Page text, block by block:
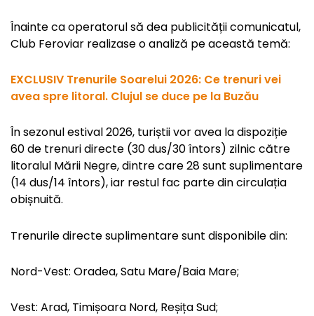
Înainte ca operatorul să dea publicității comunicatul,
Club Feroviar realizase o analiză pe această temă:
EXCLUSIV Trenurile Soarelui 2026: Ce trenuri vei
avea spre litoral. Clujul se duce pe la Buzău
În sezonul estival 2026, turiștii vor avea la dispoziție
60 de trenuri directe (30 dus/30 întors) zilnic către
litoralul Mării Negre, dintre care 28 sunt suplimentare
(14 dus/14 întors), iar restul fac parte din circulația
obișnuită.
Trenurile directe suplimentare sunt disponibile din:
Nord-Vest: Oradea, Satu Mare/Baia Mare;
Vest: Arad, Timișoara Nord, Reșița Sud;